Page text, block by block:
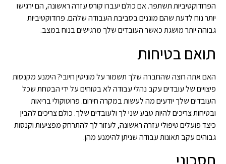
הפרודוקטיביות תשתפר. אם כולם יעברו קורס עזרה ראשונה, הם ירגישו
יותר נוח לדעת שהם מוגנים בסביבת העבודה שלהם. פרודוקטיביות
גבוהה יותר מושגת כאשר העובדים שלך מרגישים בנוח במצב.
תואם בטיחות
האם אתה רוצה שהחברה שלך תשמור על מוניטין חיובי? הימנע מקנסות
פיצויים של עובדים עקב נהלי עבודה לא בטוחים על ידי הבטחת שכל
העובדים שלך יודעים מה לעשות במקרה חירום. פרוטוקולי בריאות
ובטיחות צריכים להיות טבע שני לך ולעובדים שלך. כולם צריכים להבין
כיצד פועלים טיפולי עזרה ראשונה, לעזור לך להתרחק מפציעות וקנסות
גבוהים עקב תאונות עבודה שניתן להימנע מהן.